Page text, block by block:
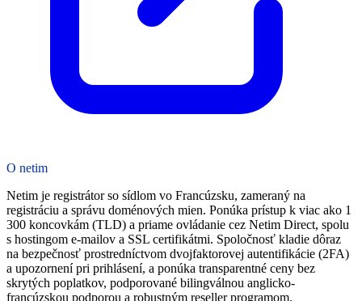
O netim
Netim je registrátor so sídlom vo Francúzsku, zameraný na
registráciu a správu doménových mien. Ponúka prístup k viac ako 1
300 koncovkám (TLD) a priame ovládanie cez Netim Direct, spolu
s hostingom e-mailov a SSL certifikátmi. Spoločnosť kladie dôraz
na bezpečnosť prostredníctvom dvojfaktorovej autentifikácie (2FA)
a upozornení pri prihlásení, a ponúka transparentné ceny bez
skrytých poplatkov, podporované bilingválnou anglicko-
francúzskou podporou a robustným reseller programom.